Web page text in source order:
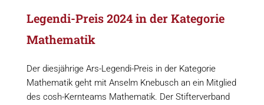
Legendi-Preis 2024 in der Kategorie
Mathematik
Der diesjährige Ars-Legendi-Preis in der Kategorie
Mathematik geht mit Anselm Knebusch an ein Mitglied
des cosh-Kernteams Mathematik. Der Stifterverband